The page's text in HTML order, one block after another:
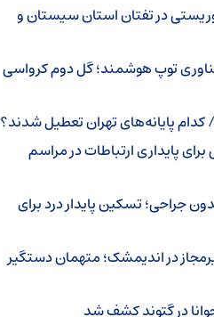
در تفتان استان سیستان و
توپ هوشمند؛ گل دوم کرواسی
کدام پایانه‌های تهران تعطیل شدند؟
پایداری ارتباطات در مراسم
جراحی؛ تسکین پایدار درد برای
در اندیمشک؛ متهمان دستگیر